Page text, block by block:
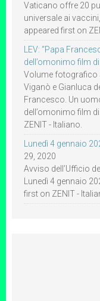
Vaticano offre 20
universale ai
appeared first on
LEV: “Papa
dell’omonimo film
Volume fotografico
Viganò e Gianluca
Francesco. Un
dell’omonimo film
ZENIT - Italiano.
Lunedì 4 gennaio
29, 2020
Avviso dell’Ufficio
Lunedì 4 gennaio
first on ZENIT -